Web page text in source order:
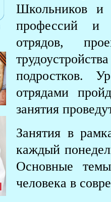
Школьников и
профессий и
отрядов,
подростков.
отрядами
занятия
Занятия в
каждый
Основные
человека в